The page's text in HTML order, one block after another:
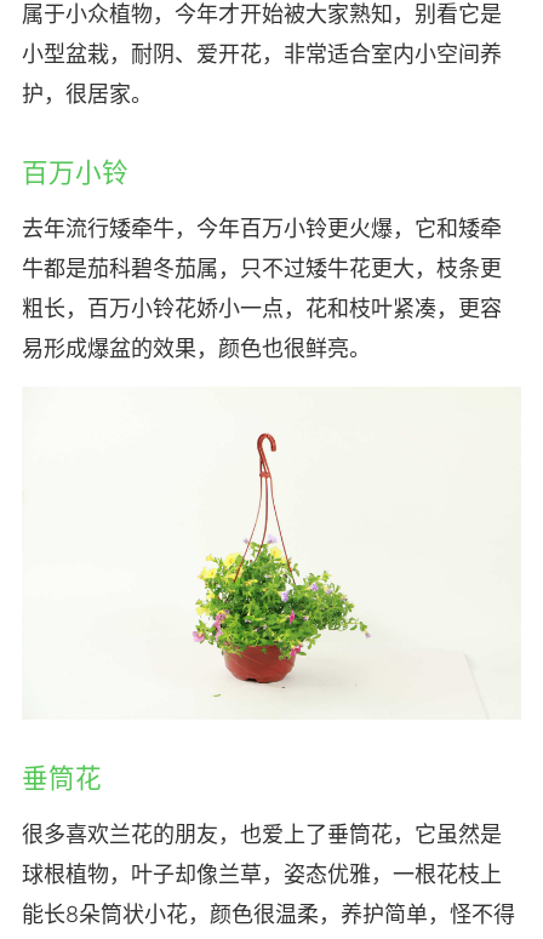
属于小众植物，今年才开始被大家熟知，别看它是
小型盆栽，耐阴、爱开花，非常适合室内小空间养
护，很居家。
百万小铃
去年流行矮牵牛，今年百万小铃更火爆，它和矮牵
牛都是茄科碧冬茄属，只不过矮牛花更大，枝条更
粗长，百万小铃花娇小一点，花和枝叶紧凑，更容
易形成爆盆的效果，颜色也很鲜亮。
垂筒花
很多喜欢兰花的朋友，也爱上了垂筒花，它虽然是
球根植物，叶子却像兰草，姿态优雅，一根花枝上
能长8朵筒状小花，颜色很温柔，养护简单，怪不得